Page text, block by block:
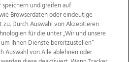
speichern und greifen auf
Browserdaten oder eindeutige
zu. Durch Auswahl von Akzeptieren
für die unter „Wir und unsere
Ihnen Dienste bereitzustellen“
Auswahl von Alle ablehnen oder